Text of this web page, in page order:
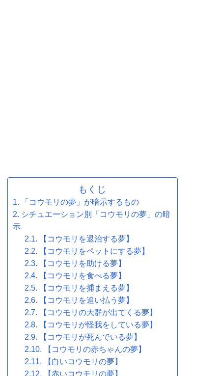
もくじ
「コウモリの夢」が暗示するもの
シチュエーション別「コウモリの夢」の暗
示
【コウモリを退治する夢】
【コウモリをペットにする夢】
【コウモリを助ける夢】
【コウモリを食べる夢】
【コウモリを捕まえる夢】
【コウモリを追い払う夢】
【コウモリの大群が出てくる夢】
【コウモリが怪我をしている夢】
【コウモリが死んでいる夢】
【コウモリの赤ちゃんの夢】
【白いコウモリの夢】
【赤いコウモリの夢】